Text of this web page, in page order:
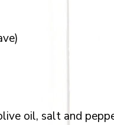
oil, salt and